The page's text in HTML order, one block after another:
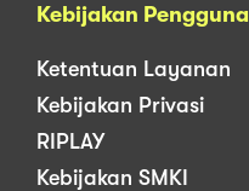
Kebijakan Pengguna
Ketentuan Layanan
Kebijakan Privasi
RIPLAY
Kebijakan SMKI